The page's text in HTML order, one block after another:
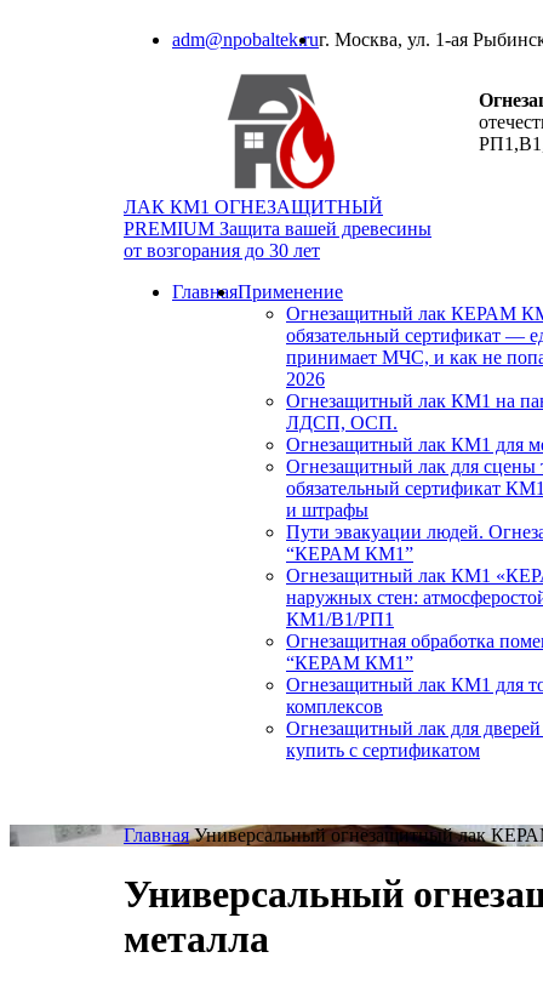
adm@npobaltek.ruг. Москва, ул. 1-ая
ЛАК КМ1 ОГНЕЗАЩИТНЫЙ
PREMIUM Защита вашей древесины
от возгорания до 30 лет
ГлавнаяПрименение
Огнезащитный лак КЕРАМ
обязательный сертификат —
принимает МЧС, и как не
2026
Огнезащитный лак КМ1 на
ЛДСП, ОСП.
Огнезащитный лак КМ1 для
Огнезащитный лак для сцены
обязательный сертификат
и штрафы
Пути эвакуации людей.
“КЕРАМ КМ1”
Огнезащитный лак КМ1
наружных стен:
КМ1/В1/РП1
Огнезащитная обработка
“КЕРАМ КМ1”
Огнезащитный лак КМ1 для
комплексов
Огнезащитный лак для
купить с сертификатом
Главная Универсальный огнезащитный лак
Универсальный
металла